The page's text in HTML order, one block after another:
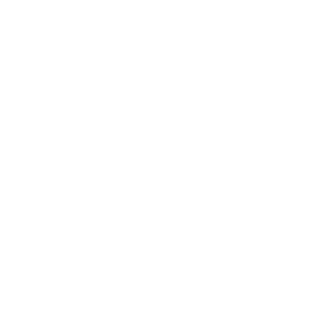
формирующейся отрасли